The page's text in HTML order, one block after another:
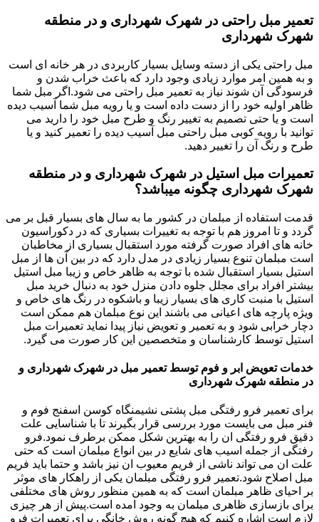
تعمیر مبل راحتی در شهرک شهرداری و در منطقه
شهرک شهرداری
مبل راحتی یکی از دسته وسایل بسیار کاربردی در هر خانه ای است
و به همین امر موارد زیادی وجود دارد که باعث خراب شدن و
فرسودگی آن شوند نیاز به تعمیر مبل راحتی می شود.اگر مبل شما
ظاهر اولیه خود را از دست داده است و یا رویه مبل شما آسیب دیده
است و یا حتی تصمیم به تغییر رنگ و طرح مبل خود را دارید می
توانید با رویه کوبی مبل راحتی مبل آسیب دیده را تعمیر کنید و یا
طرح و رنگ آن را تغییر دهید.
تعمیرات مبل استیل در شهرک شهرداری و در منطقه
شهرک شهرداری چگونه میباشد؟
قدمت استفاده از مبلمان در کشور ما به سال های بسیار قبل بر می
گردد و تا امروز هم با توجه به تغییرات بسیاری که در دکوراسیون
خانه های افراد صورت گرفته مورد استقبال بسیاری از مخاطبان
است مبلمان تنوع بسیار زیادی در مدل دارد که در بین آن ها از مبل
استیل بسیار استقبال شده با توجه به ظاهر خاص و زیبا مبل استیل
بیشتر افراد برای مجلل جلوه دادن منزل خود به دنبال خرید مبل
استیل با منبت کاری های بسیار زیبا و باشکوه در رنگ های خاص و
ویژه پارچه های اعیانی می باشند این نوع مبلمان هم ممکن است
دچار خرابی شود و به تعمیر و تعویض نیاز پیدا نماید تعمیرات مبل
استیل توسط کارشناسان و متخصصین این کار صورت می گیرد.
خدمات تعویض ابر و فوم توسط تعمیر مبل در شهرک شهرداری و
در منطقه شهرک شهرداری
برای تعمیر فرو رفتگی مبل پشتی نشیمنگاه کوسن اسفنج فوم و
فنر مبل می بایست مورد بررسی قرار بگیرند تا با شناسایی علت
دقیق فرو رفتگی ان را به بهترین شکل ممکن برطرف نمود.فرو
رفتگی از جمله اسیب های شایع در بین انواع مبلمان است که حتی
علت ان می تواند ناشی از فریم معیوب ان نیز باشد و حتما باید فریم
مبل اصلاح شود.تعمیر فرو رفتگی مبلمان یکی از راهکار های موثر
بر احیای ظاهر مبلمان است که به همین منظور روش های مختلفی
برای بازسازی ظاهری مبلمان به وجود امده است.پیش از هر چیزی
لازم است اشاره کنیم که هیچ گونه روش خانگی برای تعمیرات فرو